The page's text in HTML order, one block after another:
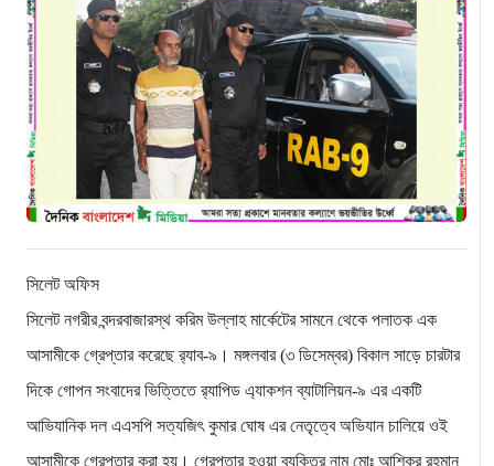
সিলেট অফিস
সিলেট নগরীর বন্দরবাজারস্থ করিম উল্লাহ মার্কেটের সামনে থেকে পলাতক এক
আসামীকে গ্রেপ্তার করেছে র‌্যাব-৯। মঙ্গলবার (৩ ডিসেম্বর) বিকাল সাড়ে চারটার
দিকে গোপন সংবাদের ভিত্তিতে র‌্যাপিড এ্যাকশন ব্যাটালিয়ন-৯ এর একটি
আভিযানিক দল এএসপি সত্যজিৎ কুমার ঘোষ এর নেতৃত্বে অভিযান চালিয়ে ওই
আসামীকে গ্রেপ্তার করা হয়। গ্রেপ্তার হওয়া ব্যক্তির নাম মোঃ আশিকুর রহমান